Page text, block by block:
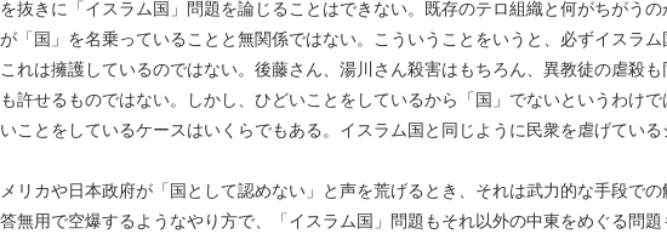
抜きに「イスラム国」問題を論じることはできない。既存のテロ組織と何がちがう
「国」を名乗っていることと無関係ではない。こういうことをいうと、必ずイスラ
れは擁護しているのではない。後藤さん、湯川さん殺害はもちろん、異教徒の虐殺
許せるものではない。しかし、ひどいことをしているから「国」でないというわけ
ことをしているケースはいくらでもある。イスラム国と同じように民衆を虐げている
リカや日本政府が「国として認めない」と声を荒げるとき、それは武力的な手段で
無用で空爆するようなやり方で、「イスラム国」問題もそれ以外の中東をめぐる問題